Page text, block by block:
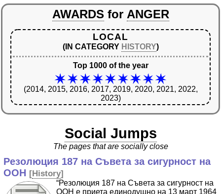
AWARDS for ANGER
LOCAL
(IN CATEGORY HISTORY)
Top 1000 of the year
(2014, 2015, 2016, 2017, 2019, 2020, 2021, 2022,
2023)
Social Jumps
The pages that are socially close
Резолюция 187 на Съвета за сигурност на
ООН [History]
“Резолюция 187 на Съвета за сигурност на
ООН е приета единодушно на 13 март 1964